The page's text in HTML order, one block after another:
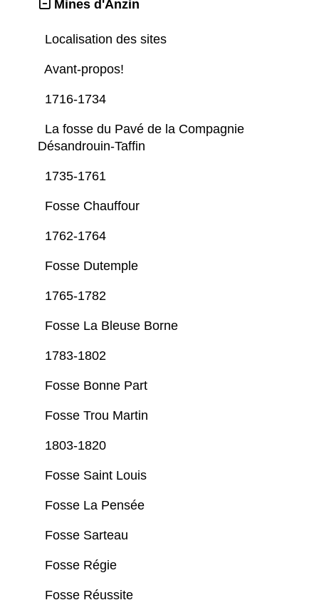
Mines d'Anzin
Localisation des sites
Avant-propos!
1716-1734
La fosse du Pavé de la Compagnie
Désandrouin-Taffin
1735-1761
Fosse Chauffour
1762-1764
Fosse Dutemple
1765-1782
Fosse La Bleuse Borne
1783-1802
Fosse Bonne Part
Fosse Trou Martin
1803-1820
Fosse Saint Louis
Fosse La Pensée
Fosse Sarteau
Fosse Régie
Fosse Réussite